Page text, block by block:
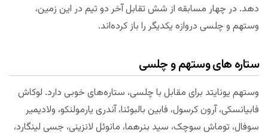
دهد. در چهار مسابقه از شش تقابل آخر دو تیم در این زمین،
وستهم و چلسی دروازه یکدیگر را باز کرده‌اند.
ستاره های وستهم و چلسی
وستهم یونایتد برای مقابل با چلسی، ستاره‌های خوبی دارد. لوکاش
فابیانسکی، آرون کرسول، فابین بالبوئنا، آندری یارمولنکو، ولادیمیر
سوفال، توماش سوچک، سید بنرهما، مانوئل لانزینی، جسی لینگارد،